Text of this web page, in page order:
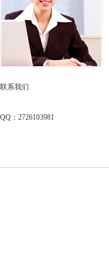
联系我们
QQ：2726103981